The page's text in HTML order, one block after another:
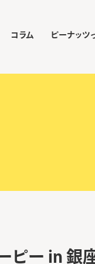
コラム ピーナッツ
ピー in 銀